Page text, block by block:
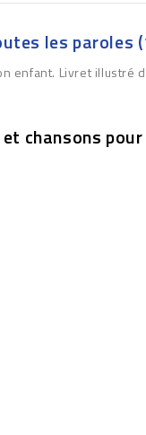
les paroles
enfant. Livret illustré
chansons